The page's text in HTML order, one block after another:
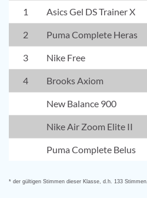
1 Asics Gel DS Trainer X
2 Puma Complete Heras
3 Nike Free
4 Brooks Axiom
New Balance 900
Nike Air Zoom Elite II
Puma Complete Belus
* der gültigen Stimmen dieser Klasse, d.h. 133 Stimmen.